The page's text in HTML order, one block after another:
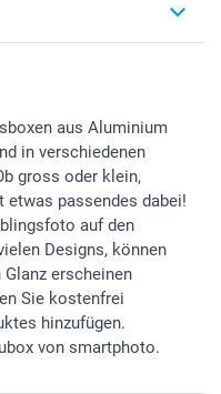
aus Aluminium
in verschiedenen
gross oder klein,
etwas passendes dabei!
auf den
Designs, können
erscheinen
Sie kostenfrei
hinzufügen.
von smartphoto.